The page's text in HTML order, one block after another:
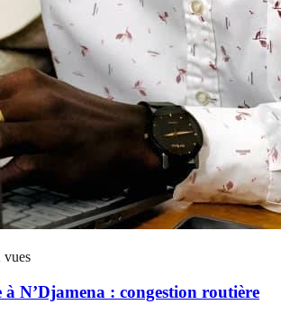
vues
à N’Djamena : congestion routière